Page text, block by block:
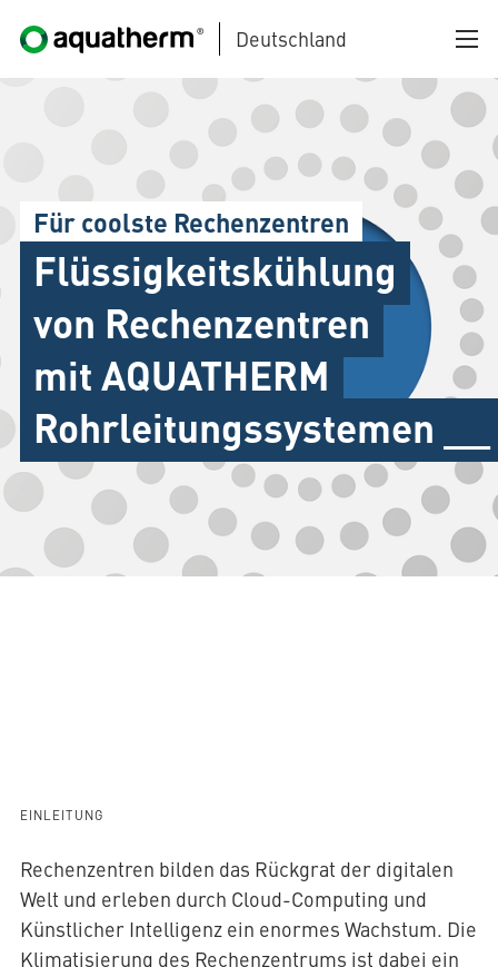
Zum Hauptinhalt springen
Deutschland
AQUATHERM BLACK
AQUATHERM BLUE
AQUATHERM GREEN
AQUATHERM RED
Downloads
News
Für coolste Rechenzentren
Flüssigkeitskühlung
von Rechenzentren
mit AQUATHERM
Rohrleitungssystemen __
EINLEITUNG
Rechenzentren bilden das Rückgrat der digitalen
Welt und erleben durch Cloud-Computing und
Künstlicher Intelligenz ein enormes Wachstum. Die
Klimatisierung des Rechenzentrums ist dabei ein